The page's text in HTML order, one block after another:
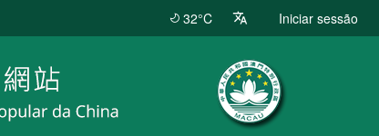
32°C Iniciar sessão